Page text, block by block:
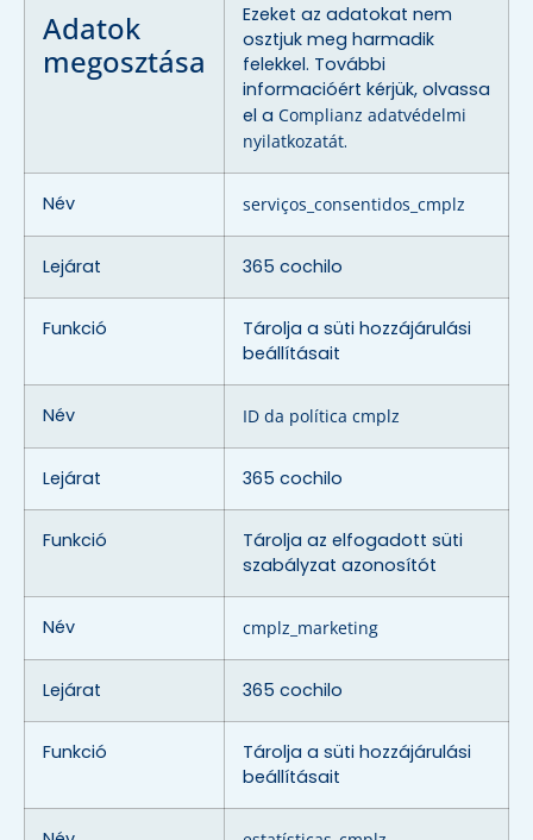
Adatok
megosztása
Ezeket az adatokat nem
osztjuk meg harmadik
felekkel. További
informacióért kérjük, olvassa
el a Complianz adatvédelmi
nyilatkozatát.
Név serviços_consentidos_cmplz
Lejárat 365 cochilo
Funkció
Tárolja a süti hozzájárulási
beállításait
Név ID da política cmplz
Lejárat 365 cochilo
Funkció
Tárolja az elfogadott süti
szabályzat azonosítót
Név cmplz_marketing
Lejárat 365 cochilo
Funkció
Tárolja a süti hozzájárulási
beállításait